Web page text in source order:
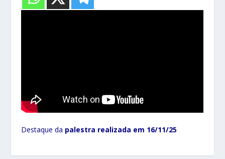
Destaque da palestra realizada em 16/11/25